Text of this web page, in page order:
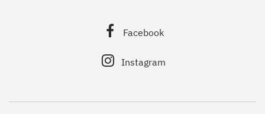
Facebook
Instagram